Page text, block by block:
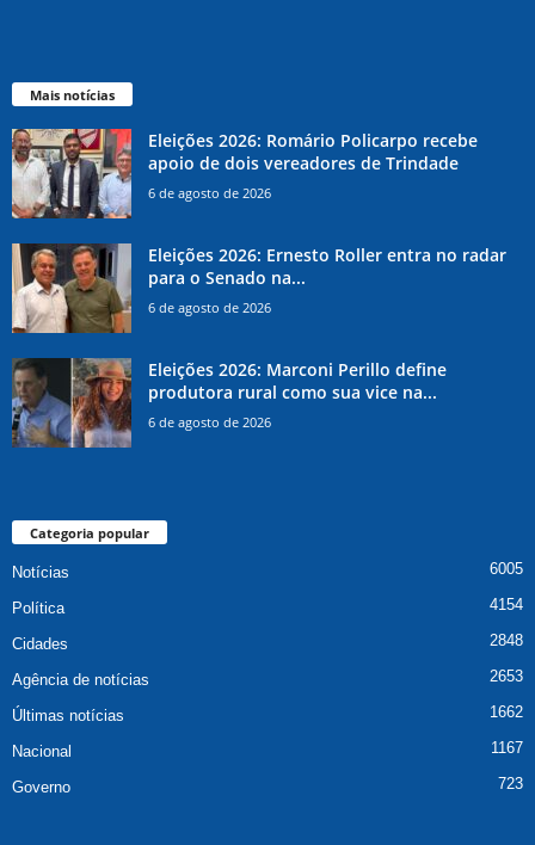
Mais notícias
Eleições 2026: Romário Policarpo recebe
apoio de dois vereadores de Trindade
6 de agosto de 2026
Eleições 2026: Ernesto Roller entra no radar
para o Senado na...
6 de agosto de 2026
Eleições 2026: Marconi Perillo define
produtora rural como sua vice na...
6 de agosto de 2026
Categoria popular
Notícias 6005
Política 4154
Cidades 2848
Agência de notícias 2653
Últimas notícias 1662
Nacional 1167
Governo 723